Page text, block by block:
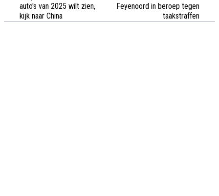
auto's van 2025 wilt zien,
kijk naar China
Feyenoord in beroep tegen
taakstraffen